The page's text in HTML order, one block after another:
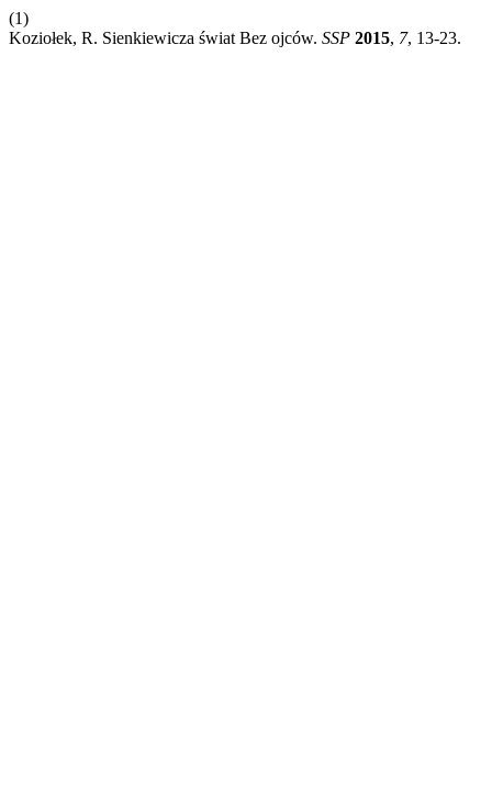
(1)
Koziołek, R. Sienkiewicza świat Bez ojców. SSP 2015, 7, 13-23.